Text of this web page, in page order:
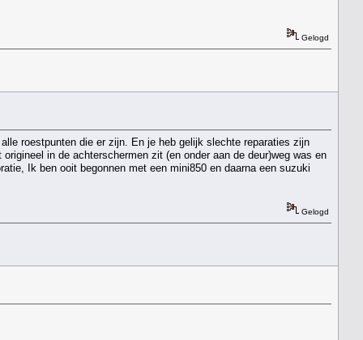
Gelogd
roestpunten die er zijn. En je heb gelijk slechte reparaties zijn
in de achterschermen zit (en onder aan de deur)weg was en
Ik ben ooit begonnen met een mini850 en daarna een suzuki
Gelogd